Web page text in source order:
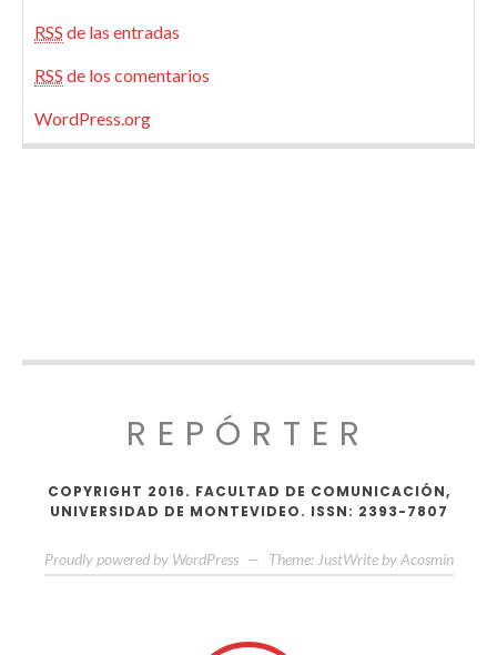
RSS de las entradas
RSS de los comentarios
WordPress.org
REPÓRTER
COPYRIGHT 2016. FACULTAD DE COMUNICACIÓN,
UNIVERSIDAD DE MONTEVIDEO. ISSN: 2393-7807
Proudly powered by WordPress — Theme: JustWrite by Acosmin